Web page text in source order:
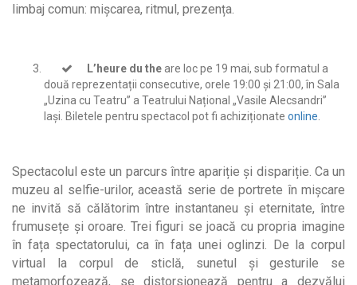
limbaj comun: mișcarea, ritmul, prezența.
L’heure du the are loc pe 19 mai, sub formatul a
două reprezentații consecutive, orele 19:00 și 21:00, în Sala
„Uzina cu Teatru” a Teatrului Național „Vasile Alecsandri”
Iași. Biletele pentru spectacol pot fi achiziționate online
Spectacolul este un parcurs între apariție și dispariție. Ca un
muzeu al selfie-urilor, această serie de portrete în mișcare
ne invită să călătorim între instantaneu și eternitate, între
frumusețe și oroare. Trei figuri se joacă cu propria imagine
în fața spectatorului, ca în fața unei oglinzi. De la corpul
virtual la corpul de sticlă, sunetul și gesturile se
metamorfozează, se distorsionează pentru a dezvălui